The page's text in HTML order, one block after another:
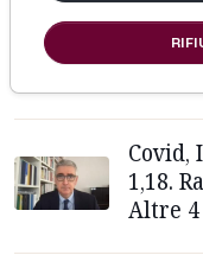
Ascoli
in
La
Covid,
1,18.
Altre